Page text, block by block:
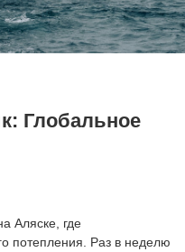
Глобальное
Аляске, где
потепления. Раз в неделю